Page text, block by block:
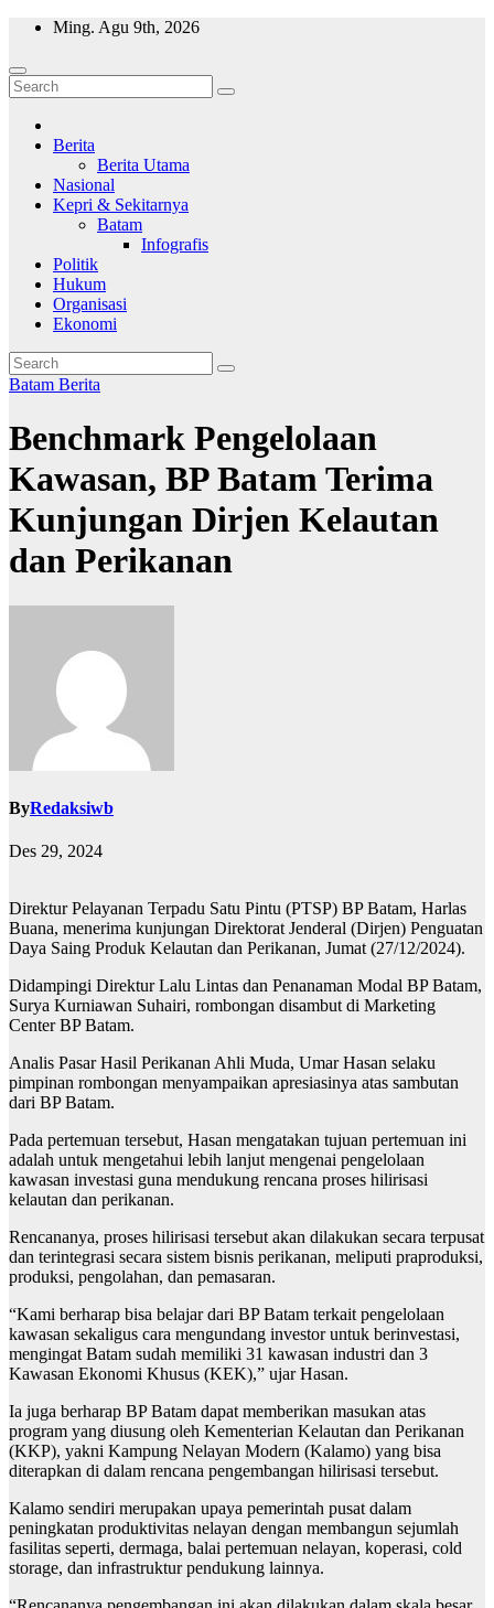
Skip
content
Ming. Agu 9th, 2026
Wajah Batam
CCTV nya kota Batam
Berita
Berita Utama
Nasional
Kepri & Sekitarnya
Batam
Infografis
Politik
Hukum
Organisasi
Ekonomi
Batam Berita
Benchmark Pengelolaan
Kawasan, BP Batam Terima
Kunjungan Dirjen Kelautan
dan Perikanan
ByRedaksiwb
Des 29, 2024
Direktur Pelayanan Terpadu Satu Pintu (PTSP) BP Batam, Harlas
Buana, menerima kunjungan Direktorat Jenderal (Dirjen) Penguatan
Daya Saing Produk Kelautan dan Perikanan, Jumat (27/12/2024).
Didampingi Direktur Lalu Lintas dan Penanaman Modal BP Batam,
Surya Kurniawan Suhairi, rombongan disambut di Marketing
Center BP Batam.
Analis Pasar Hasil Perikanan Ahli Muda, Umar Hasan selaku
pimpinan rombongan menyampaikan apresiasinya atas sambutan
dari BP Batam.
Pada pertemuan tersebut, Hasan mengatakan tujuan pertemuan ini
adalah untuk mengetahui lebih lanjut mengenai pengelolaan
kawasan investasi guna mendukung rencana proses hilirisasi
kelautan dan perikanan.
Rencananya, proses hilirisasi tersebut akan dilakukan secara terpusat
dan terintegrasi secara sistem bisnis perikanan, meliputi praproduksi,
produksi, pengolahan, dan pemasaran.
“Kami berharap bisa belajar dari BP Batam terkait pengelolaan
kawasan sekaligus cara mengundang investor untuk berinvestasi,
mengingat Batam sudah memiliki 31 kawasan industri dan 3
Kawasan Ekonomi Khusus (KEK),” ujar Hasan.
Ia juga berharap BP Batam dapat memberikan masukan atas
program yang diusung oleh Kementerian Kelautan dan Perikanan
(KKP), yakni Kampung Nelayan Modern (Kalamo) yang bisa
diterapkan di dalam rencana pengembangan hilirisasi tersebut.
Kalamo sendiri merupakan upaya pemerintah pusat dalam
peningkatan produktivitas nelayan dengan membangun sejumlah
fasilitas seperti, dermaga, balai pertemuan nelayan, koperasi, cold
storage, dan infrastruktur pendukung lainnya.